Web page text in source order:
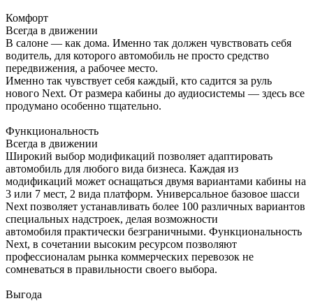
Комфорт
Всегда в движении
В салоне — как дома. Именно так должен чувствовать себя
водитель, для которого автомобиль не просто средство
передвижения, а рабочее место.
Именно так чувствует себя каждый, кто садится за руль
нового Next. От размера кабины до аудиосистемы — здесь все
продумано особенно тщательно.
Функциональность
Всегда в движении
Широкий выбор модификаций позволяет адаптировать
автомобиль для любого вида бизнеса. Каждая из
модификаций может оснащаться двумя вариантами кабины на
3 или 7 мест, 2 вида платформ. Универсальное базовое шасси
Next позволяет устанавливать более 100 различных вариантов
специальных надстроек, делая возможности
автомобиля практически безграничными. Функциональность
Next, в сочетании высоким ресурсом позволяют
профессионалам рынка коммерческих перевозок не
сомневаться в правильности своего выбора.
Выгода